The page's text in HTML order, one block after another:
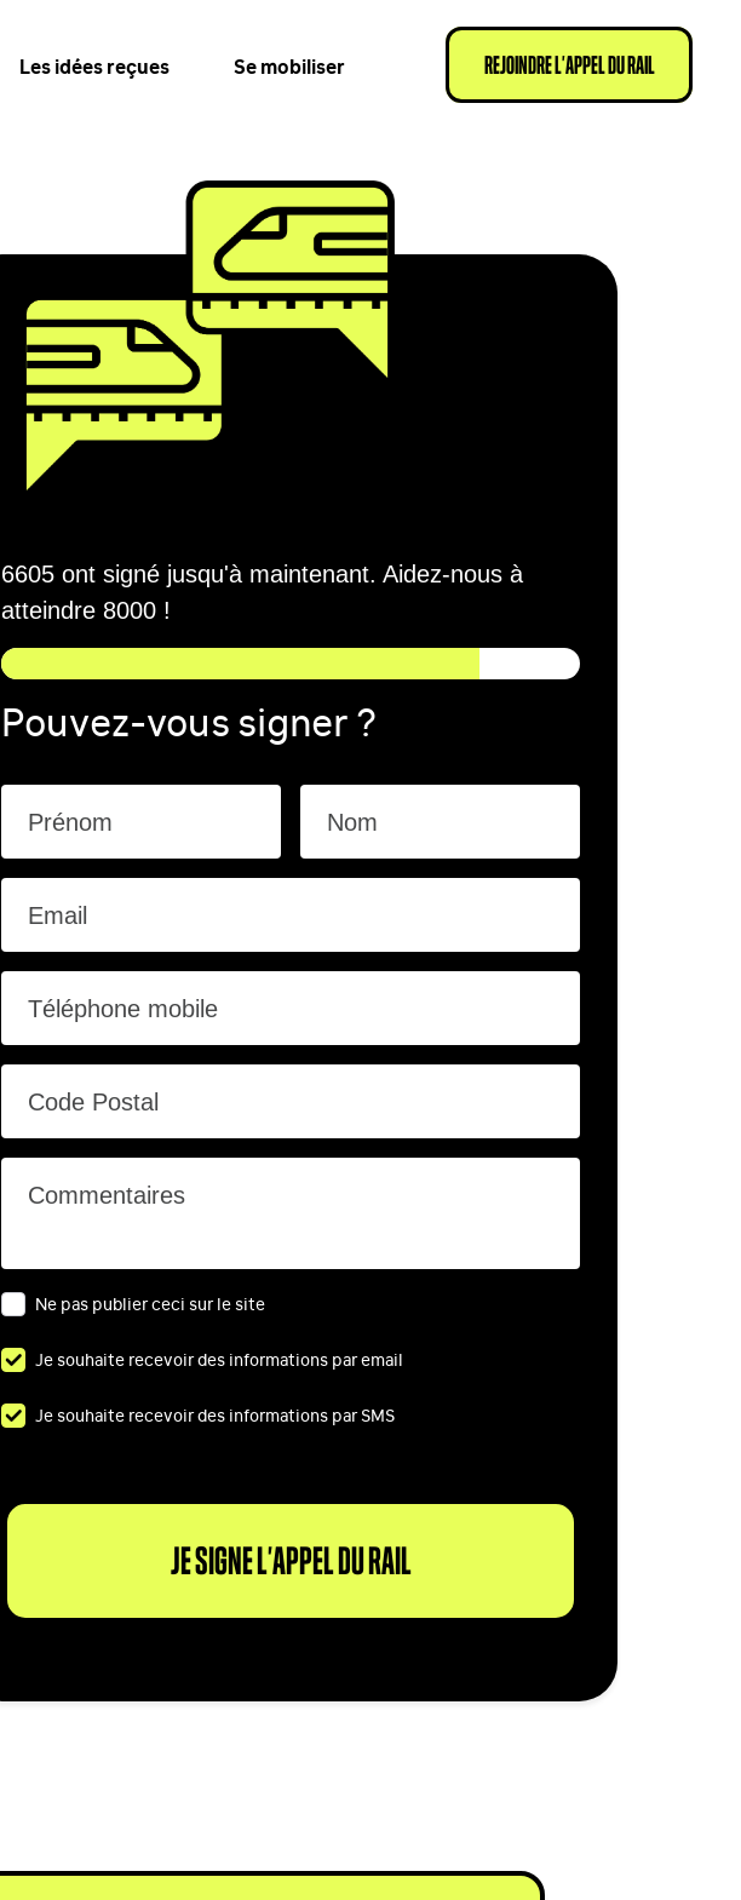
Les idées reçues Se mobiliser REJOINDRE L’APPEL DU RAIL
6605 ont signé jusqu'à maintenant. Aidez-nous à
atteindre 8000 !
Pouvez-vous signer ?
Prénom Nom
Email
Téléphone mobile
Code Postal
Commentaires
Ne pas publier ceci sur le site
Je souhaite recevoir des informations par email
Je souhaite recevoir des informations par SMS